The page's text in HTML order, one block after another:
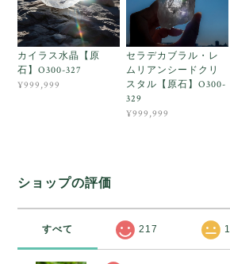
カイラス水晶【原
石】O300-327
¥999,999
セラデカブラル・レ
ムリアンシードクリ
スタル【原石】O300-
329
¥999,999
ショップの評価
すべて 217 1